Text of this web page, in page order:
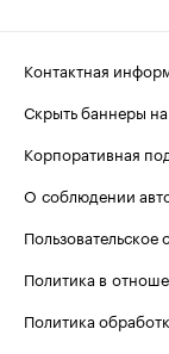
Контактная
Скрыть баннеры
Корпоративная
О соблюдении
Пользовательское
Политика в
Политика